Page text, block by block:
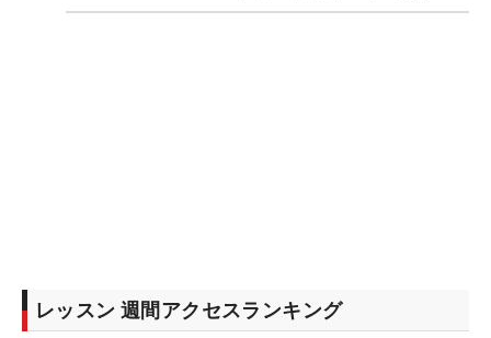
レッスン 週間アクセスランキング